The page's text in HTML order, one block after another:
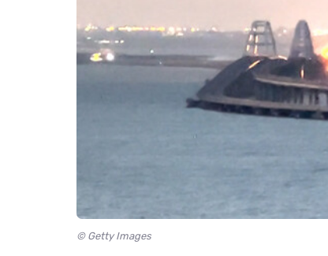
© Getty Images